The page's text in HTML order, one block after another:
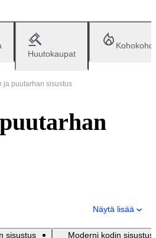
Huutokaupat
ja puutarhan sisustus
Näytä lisää
sisustus Moderni kodin sisustus